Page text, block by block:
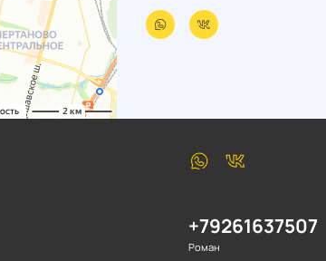
+79261637507
Роман